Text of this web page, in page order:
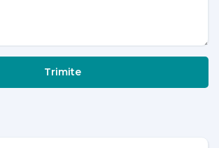
Trimite